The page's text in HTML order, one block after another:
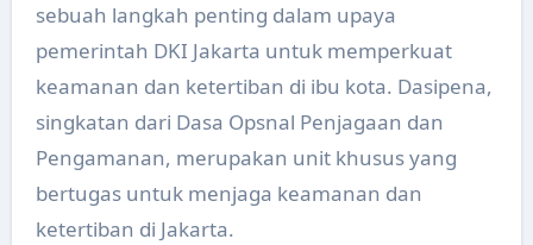
sebuah langkah penting dalam upaya
pemerintah DKI Jakarta untuk memperkuat
keamanan dan ketertiban di ibu kota. Dasipena,
singkatan dari Dasa Opsnal Penjagaan dan
Pengamanan, merupakan unit khusus yang
bertugas untuk menjaga keamanan dan
ketertiban di Jakarta.